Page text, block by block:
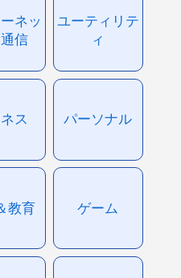
ネッ
通信
ユーティリテ
ィ
ス パーソナル
教育 ゲーム